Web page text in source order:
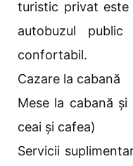
turistic privat
autobuzul
confortabil.
Cazare la cabană
Mese la cabană
ceai și cafea)
Servicii